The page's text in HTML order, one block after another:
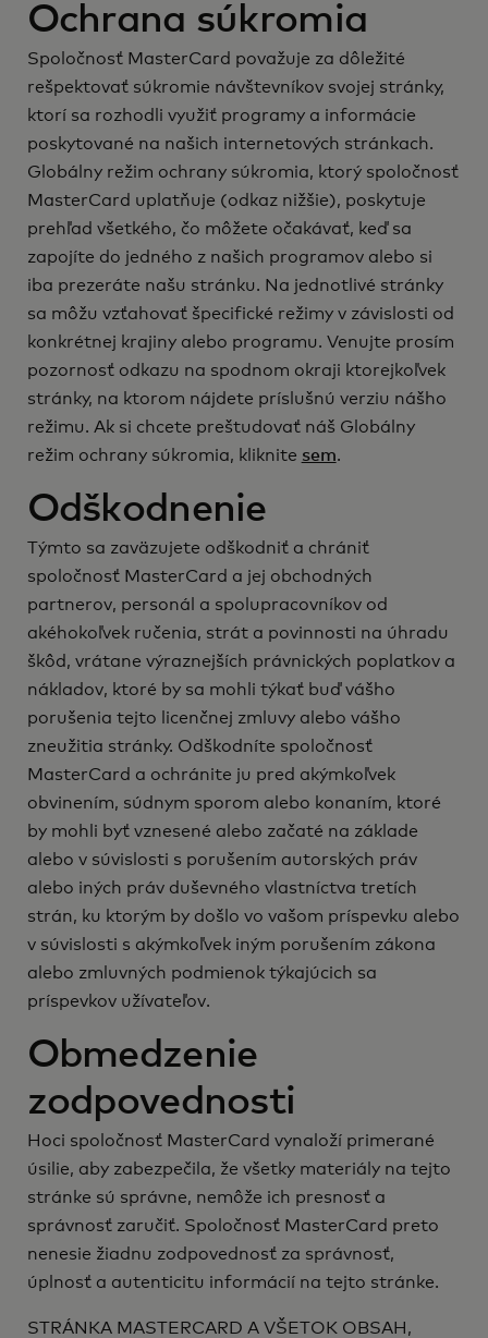
Ochrana súkromia
Spoločnosť MasterCard považuje za dôležité
rešpektovať súkromie návštevníkov svojej stránky,
ktorí sa rozhodli využiť programy a informácie
poskytované na našich internetových stránkach.
Globálny režim ochrany súkromia, ktorý spoločnosť
MasterCard uplatňuje (odkaz nižšie), poskytuje
prehľad všetkého, čo môžete očakávať, keď sa
zapojíte do jedného z našich programov alebo si
iba prezeráte našu stránku. Na jednotlivé stránky
sa môžu vzťahovať špecifické režimy v závislosti od
konkrétnej krajiny alebo programu. Venujte prosím
pozornosť odkazu na spodnom okraji ktorejkoľvek
stránky, na ktorom nájdete príslušnú verziu nášho
režimu. Ak si chcete preštudovať náš Globálny
režim ochrany súkromia, kliknite sem.
Odškodnenie
Týmto sa zaväzujete odškodniť a chrániť
spoločnosť MasterCard a jej obchodných
partnerov, personál a spolupracovníkov od
akéhokoľvek ručenia, strát a povinnosti na úhradu
škôd, vrátane výraznejších právnických poplatkov a
nákladov, ktoré by sa mohli týkať buď vášho
porušenia tejto licenčnej zmluvy alebo vášho
zneužitia stránky. Odškodníte spoločnosť
MasterCard a ochránite ju pred akýmkoľvek
obvinením, súdnym sporom alebo konaním, ktoré
by mohli byť vznesené alebo začaté na základe
alebo v súvislosti s porušením autorských práv
alebo iných práv duševného vlastníctva tretích
strán, ku ktorým by došlo vo vašom príspevku alebo
v súvislosti s akýmkoľvek iným porušením zákona
alebo zmluvných podmienok týkajúcich sa
príspevkov užívateľov.
Obmedzenie
zodpovednosti
Hoci spoločnosť MasterCard vynaloží primerané
úsilie, aby zabezpečila, že všetky materiály na tejto
stránke sú správne, nemôže ich presnosť a
správnosť zaručiť. Spoločnosť MasterCard preto
nenesie žiadnu zodpovednosť za správnosť,
úplnosť a autenticitu informácií na tejto stránke.
STRÁNKA MASTERCARD A VŠETOK OBSAH,